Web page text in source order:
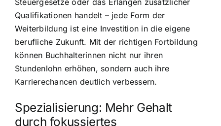
Qualifikationen handelt – jede Form der
Weiterbildung ist eine Investition in die eigene
berufliche Zukunft. Mit der richtigen Fortbildung
können Buchhalterinnen nicht nur ihren
Stundenlohn erhöhen, sondern auch ihre
Karrierechancen deutlich verbessern.
Spezialisierung: Mehr Gehalt
durch fokussiertes